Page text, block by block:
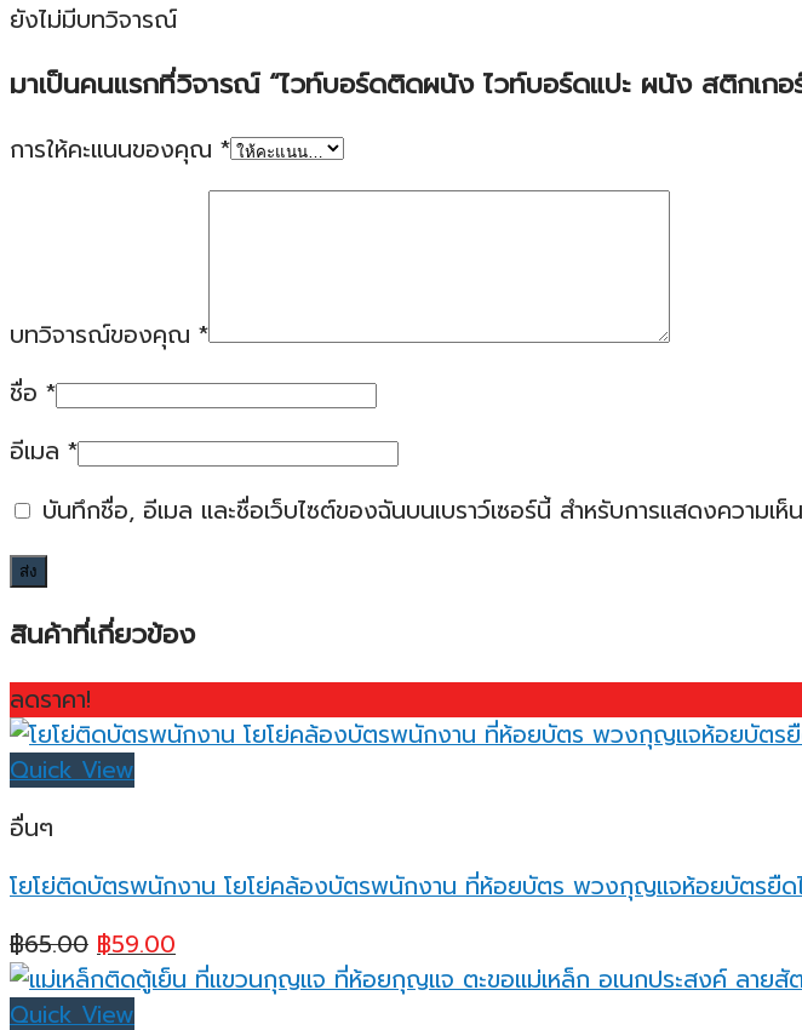
ยังไม่มีบทวิจารณ์
มาเป็นคนแรกที่วิจารณ์ “ไวท์บอร์ดติดผนัง ไวท์บอร์ดแปะ ผนัง สติกเก
การให้คะแนนของคุณ *
บทวิจารณ์ของคุณ *
ชื่อ *
อีเมล *
บันทึกชื่อ, อีเมล และชื่อเว็บไซต์ของฉันบนเบราว์เซอร์นี้ สำหรับการแสดงความเห็
สินค้าที่เกี่ยวข้อง
ลดราคา!
Quick View
อื่นๆ
โยโย่ติดบัตรพนักงาน โยโย่คล้องบัตรพนักงาน ที่ห้อยบัตร พวงกุญแจห้อยบัตรยื
฿65.00 Original
price
was:
฿59.00
price
Quick View